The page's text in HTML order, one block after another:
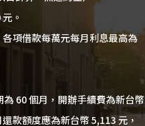
。
項借款每萬元每月利息最高為
60 個月，開辦手續費為新台幣
款額度應為新台幣 5,113 元，